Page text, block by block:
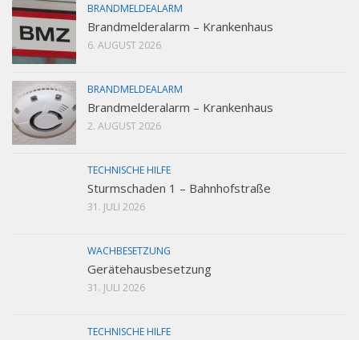
BRANDMELDEALARM
Brandmelderalarm – Krankenhaus
6. AUGUST 2026
BRANDMELDEALARM
Brandmelderalarm – Krankenhaus
2. AUGUST 2026
TECHNISCHE HILFE
Sturmschaden 1 – Bahnhofstraße
31. JULI 2026
WACHBESETZUNG
Gerätehausbesetzung
31. JULI 2026
TECHNISCHE HILFE